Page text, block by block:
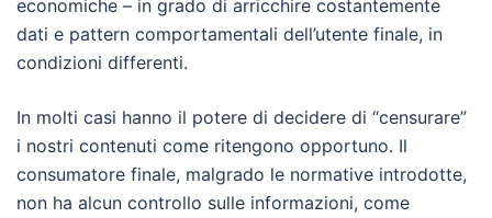
economiche – in grado di arricchire costantemente
dati e pattern comportamentali dell’utente finale, in
condizioni differenti.
In molti casi hanno il potere di decidere di “censurare”
i nostri contenuti come ritengono opportuno. Il
consumatore finale, malgrado le normative introdotte,
non ha alcun controllo sulle informazioni, come